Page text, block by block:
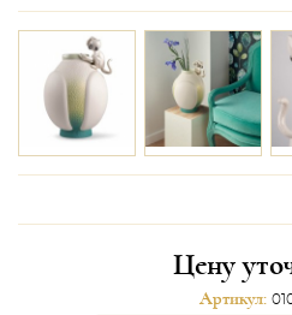
Цену
Артикул: